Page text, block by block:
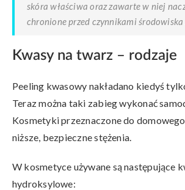
skóra właściwa oraz zawarte w niej
chronione przed czynnikami środowiska
Kwasy na twarz – rodzaje
Peeling kwasowy nakładano kiedyś
Teraz można taki zabieg wykonać
Kosmetyki przeznaczone do
niższe, bezpieczne stężenia.
W kosmetyce używane są następujące
hydroksylowe: